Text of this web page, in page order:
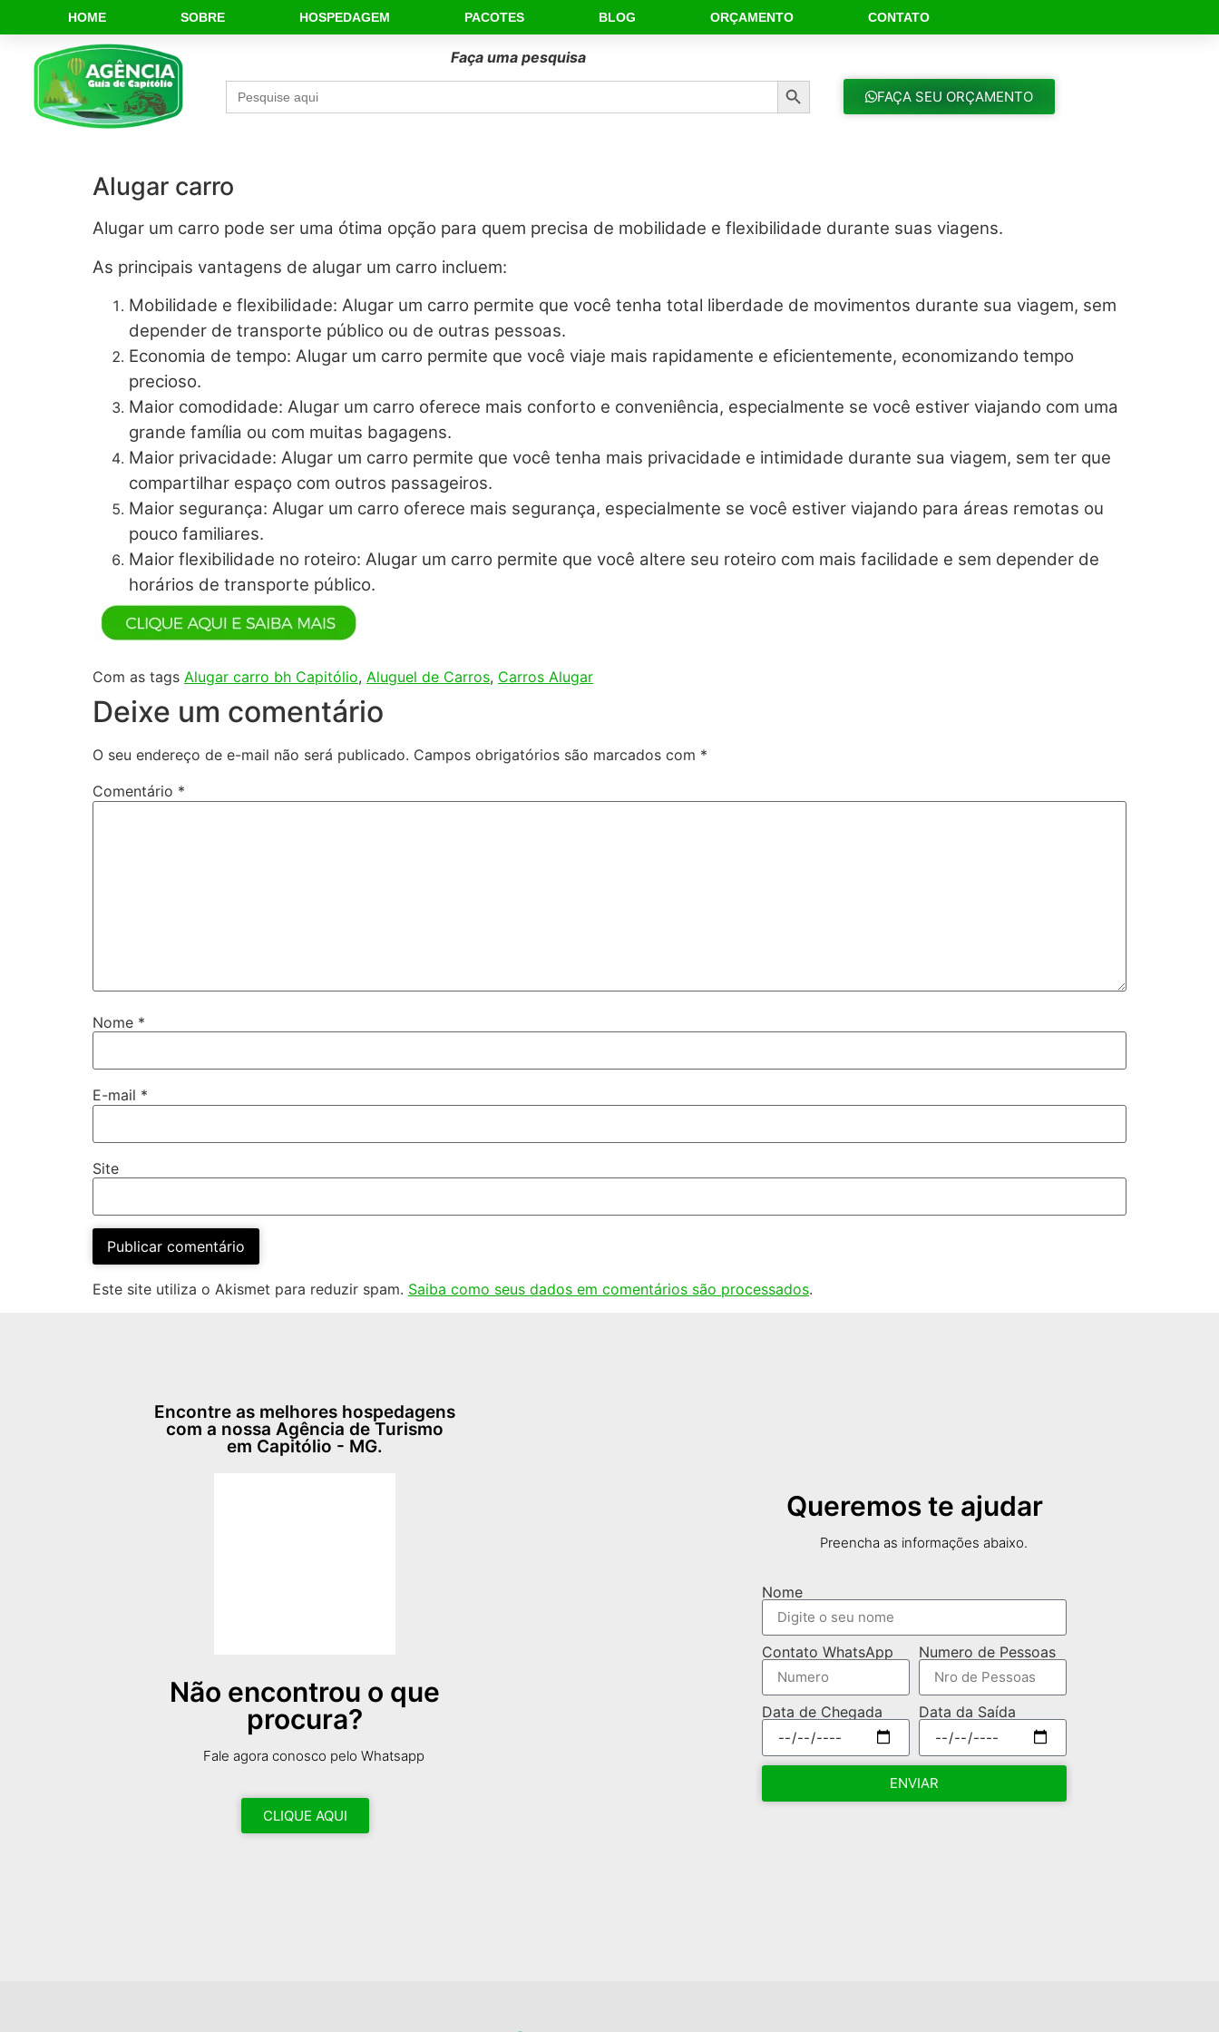
HOME SOBRE HOSPEDAGEM PACOTES BLOG ORÇAMENTO CONTATO
Faça uma pesquisa
Search
for:
Search Button
FAÇA SEU ORÇAMENTO
Alugar carro
Alugar um carro pode ser uma ótima opção para quem precisa de mobilidade e flexibilidade durante suas viagens.
As principais vantagens de alugar um carro incluem:
Mobilidade e flexibilidade: Alugar um carro permite que você tenha total liberdade de movimentos durante sua viagem, sem
depender de transporte público ou de outras pessoas.
Economia de tempo: Alugar um carro permite que você viaje mais rapidamente e eficientemente, economizando tempo
precioso.
Maior comodidade: Alugar um carro oferece mais conforto e conveniência, especialmente se você estiver viajando com uma
grande família ou com muitas bagagens.
Maior privacidade: Alugar um carro permite que você tenha mais privacidade e intimidade durante sua viagem, sem ter que
compartilhar espaço com outros passageiros.
Maior segurança: Alugar um carro oferece mais segurança, especialmente se você estiver viajando para áreas remotas ou
pouco familiares.
Maior flexibilidade no roteiro: Alugar um carro permite que você altere seu roteiro com mais facilidade e sem depender de
horários de transporte público.
Com as tags Alugar carro bh Capitólio, Aluguel de Carros, Carros Alugar
Deixe um comentário
O seu endereço de e-mail não será publicado. Campos obrigatórios são marcados com *
Comentário *
Nome *
E-mail *
Site
Este site utiliza o Akismet para reduzir spam. Saiba como seus dados em comentários são processados.
Encontre as melhores hospedagens
com a nossa Agência de Turismo
em Capitólio - MG.
Não encontrou o que
procura?
Fale agora conosco pelo Whatsapp
CLIQUE AQUI
Queremos te ajudar
Preencha as informações abaixo.
Nome
Contato WhatsApp Numero de Pessoas
Data de Chegada Data da Saída
ENVIAR